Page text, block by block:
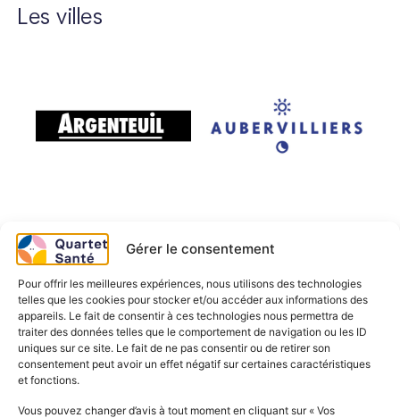
Gérer le consentement
Pour offrir les meilleures expériences, nous utilisons des technologies
telles que les cookies pour stocker et/ou accéder aux informations des
appareils. Le fait de consentir à ces technologies nous permettra de
traiter des données telles que le comportement de navigation ou les ID
uniques sur ce site. Le fait de ne pas consentir ou de retirer son
consentement peut avoir un effet négatif sur certaines caractéristiques
et fonctions.
Vous pouvez changer d’avis à tout moment en cliquant sur « Vos
Les villes